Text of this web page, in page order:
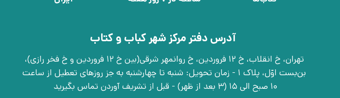
آدرس دفتر مرکز شهر کباب و کتاب
تهران، خ انقلاب، خ 12 فروردین، خ روانمهر شرقی(بین خ 12 فروردین و خ فخر رازی)،
بن‌بست اوّل، پلاک 1 - زمان تحویل: شنبه تا چهارشنبه به جز روزهای تعطیل از ساعت
10 صبح الی 15 (3 بعد از ظهر) - قبل از تشریف آوردن تماس بگیرید